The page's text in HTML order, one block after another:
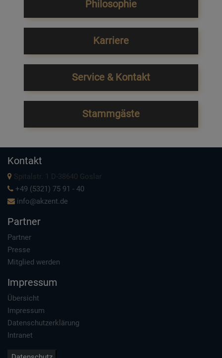
Philosophie
Karriere
Service & Kontakt
Stammgäste
Kontakt
Spitalstr. 1 D-38640 Goslar
+49 (5321) 75 91 - 40
info@akzent.de
Partner
Partner
Presse
Mitglied werden
Impressum
Übersicht
Impressum
Datenschutzerklärung
Intranet